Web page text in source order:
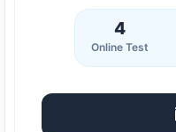
4
Online Test